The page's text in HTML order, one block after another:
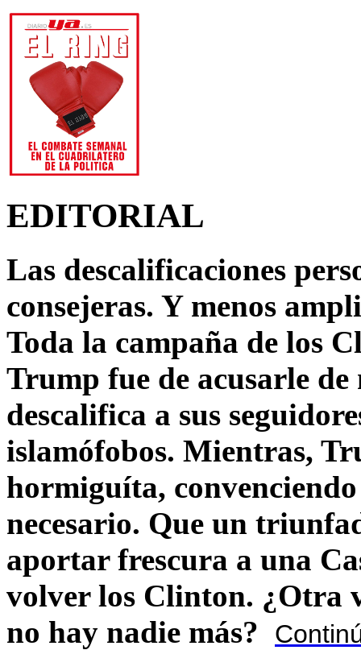
EDITORIAL
Las descalificaciones
consejeras. Y menos
Toda la campaña de los
Trump fue de acusarle
descalifica a sus
islamófobos. Mientras,
hormiguíta,
necesario. Que un
aportar frescura a una
volver los Clinton. ¿Otra
no hay nadie más?